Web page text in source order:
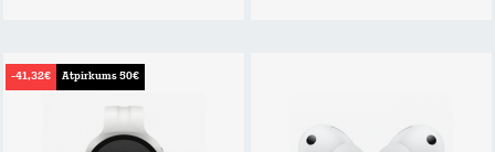
-41,32€ Atpirkums 50€